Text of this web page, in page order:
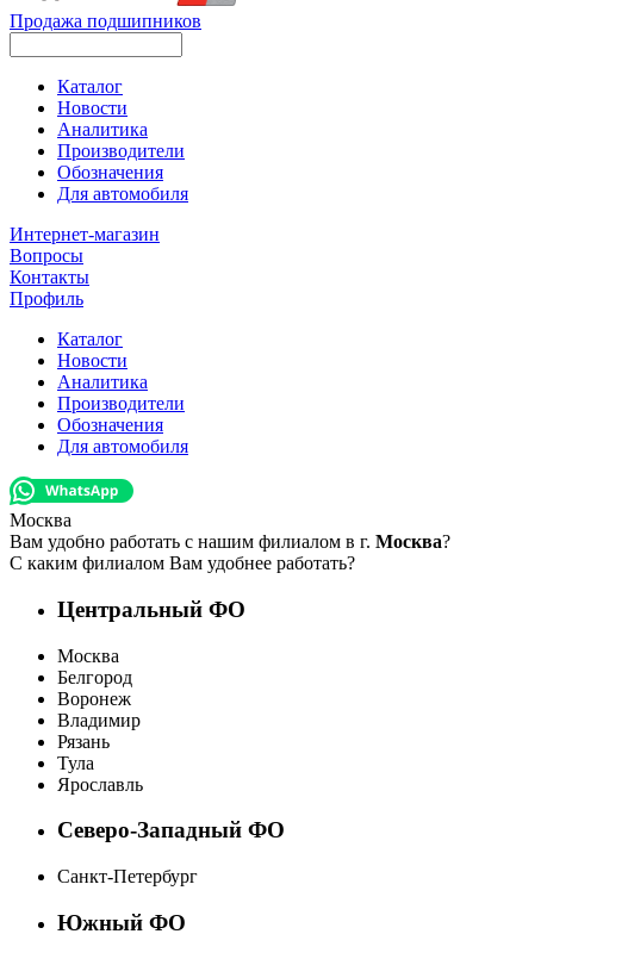
Продажа подшипников
Каталог
Новости
Аналитика
Производители
Обозначения
Для автомобиля
Интернет-магазин
Вопросы
Контакты
Профиль
Каталог
Новости
Аналитика
Производители
Обозначения
Для автомобиля
Москва
Вам удобно работать с нашим филиалом в г. Москва?
С каким филиалом Вам удобнее работать?
Центральный ФО
Москва
Белгород
Воронеж
Владимир
Рязань
Тула
Ярославль
Северо-Западный ФО
Санкт-Петербург
Южный ФО